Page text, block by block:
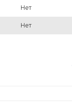
Нет
Нет